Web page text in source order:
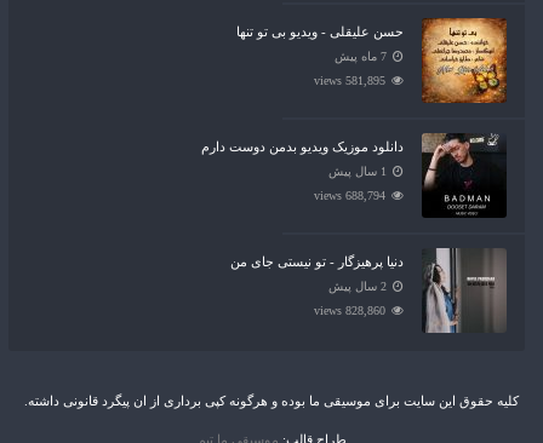
حسن علیقلی - ویدیو بی تو تنها
7 ماه پیش
581,895 views
دانلود موزیک ویدیو بدمن دوست دارم
1 سال پیش
688,794 views
دنیا پرهیزگار - تو نیستی جای من
2 سال پیش
828,860 views
کلیه حقوق این سایت برای موسیقی ما بوده و هرگونه کپی برداری از ان پیگرد قانونی داشته.
طراح قالب: موسیقی ما تیم